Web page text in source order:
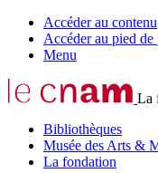
Accéder au contenu
Accéder au pied de
Menu
La
Bibliothèques
Musée des Arts &
La fondation